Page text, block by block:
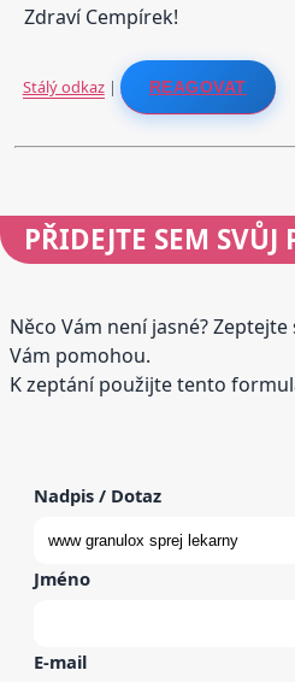
Zdraví Cempírek!
Stálý odkaz| REAGOVAT
PŘIDEJTE SEM SVŮJ
Něco Vám není jasné?
Vám pomohou.
K zeptání použijte tento
Nadpis / Dotaz
Jméno
E-mail